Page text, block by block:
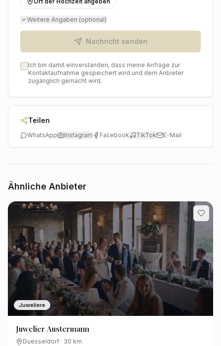
Inmitten der lebendigen Stadt Köln lädt Schwarzgold
Welt des gehobenen Schmucks einzutauchen.
eine Begleitung auf dem Weg zu einem ihrer
wichtigsten Symbole. Es ist das Versprechen von
Weitere Angaben (optional)
Nachricht senden
Ich bin damit einverstanden, dass meine Anfrage zur
Kontaktaufnahme gespeichert wird und dem Anbieter
zugänglich gemacht wird.
Teilen
WhatsApp Instagram Facebook TikTok E-Mail
Ähnliche Anbieter
Juweliere
Juwelier Austermann
Duesseldorf · 30 km